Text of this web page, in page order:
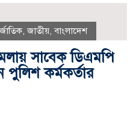
,জাতীয় ,বাংলাদেশ
সাবেক ডিএমপি
পুলিশ কর্মকর্তার